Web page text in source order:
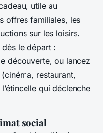
utile au
offres familiales, les
sur les loisirs.
le départ :
découverte, ou lancez
restaurant,
qui déclenche
social